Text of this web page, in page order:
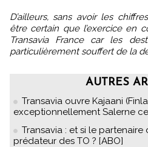
D’ailleurs, sans avoir les
être certain que l’exercice en
Transavia France car les
particulièrement souffert de la
AUTRES
Transavia ouvre Kajaani
exceptionnellement Salerne
Transavia : et si le
prédateur des TO ? [ABO]